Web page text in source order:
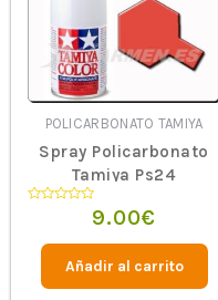
POLICARBONATO TAMIYA
Spray Policarbonato
Tamiya Ps24
Fluorescent Orange
9.00€
Añadir al carrito